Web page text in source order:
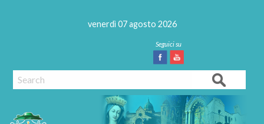
venerdì 07 agosto 2026
Facebook
Youtube
Search